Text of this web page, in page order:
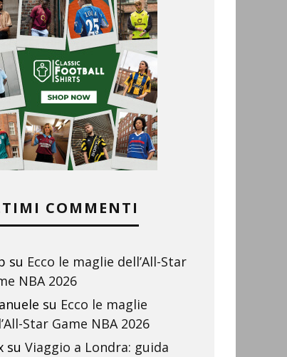
COMMENTI
su Ecco le maglie dell’All-Star
NBA 2026
su Ecco le maglie
Star Game NBA 2026
su Viaggio a Londra: guida